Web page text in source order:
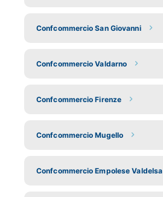
Confcommercio San Giovanni
Confcommercio Valdarno
Confcommercio Firenze
Confcommercio Mugello
Confcommercio Empolese Valdelsa